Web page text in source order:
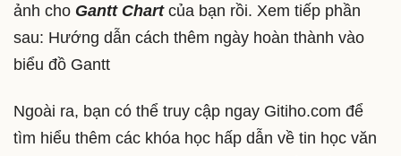
ảnh cho Gantt Chartcủa bạn rồi. Xem tiếp phần
sau: Hướng dẫn cách thêm ngày hoàn thành vào
biểu đồ Gantt
Ngoài ra, bạn có thể truy cập ngay Gitiho.com để
tìm hiểu thêm các khóa học hấp dẫn về tin học văn